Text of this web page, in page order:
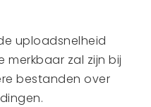
uploadsnelheid
zal zijn bij
bestanden over